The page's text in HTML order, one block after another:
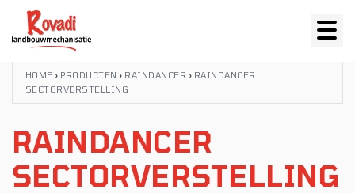
HOME › PRODUCTEN › RAINDANCER › RAINDANCER
SECTORVERSTELLING
RAINDANCER
SECTORVERSTELLING